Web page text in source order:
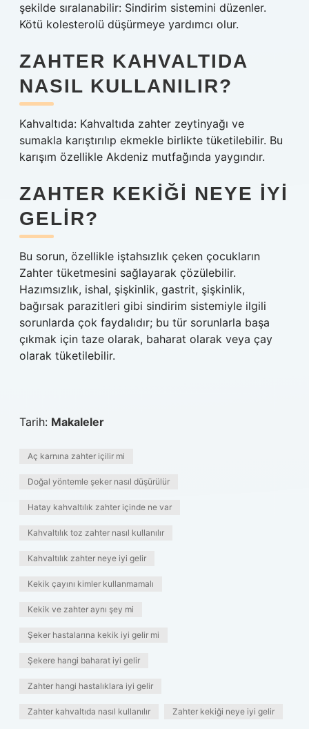
şekilde sıralanabilir: Sindirim sistemini düzenler.
Kötü kolesterolü düşürmeye yardımcı olur.
ZAHTER KAHVALTIDA
NASIL KULLANILIR?
Kahvaltıda: Kahvaltıda zahter zeytinyağı ve
sumakla karıştırılıp ekmekle birlikte tüketilebilir. Bu
karışım özellikle Akdeniz mutfağında yaygındır.
ZAHTER KEKIĞI NEYE IYI
GELIR?
Bu sorun, özellikle iştahsızlık çeken çocukların
Zahter tüketmesini sağlayarak çözülebilir.
Hazımsızlık, ishal, şişkinlik, gastrit, şişkinlik,
bağırsak parazitleri gibi sindirim sistemiyle ilgili
sorunlarda çok faydalıdır; bu tür sorunlarla başa
çıkmak için taze olarak, baharat olarak veya çay
olarak tüketilebilir.
Tarih: Makaleler
Aç karnına zahter içilir mi
Doğal yöntemle şeker nasıl düşürülür
Hatay kahvaltılık zahter içinde ne var
Kahvaltılık toz zahter nasıl kullanılır
Kahvaltılık zahter neye iyi gelir
Kekik çayını kimler kullanmamalı
Kekik ve zahter aynı şey mi
Şeker hastalarına kekik iyi gelir mi
Şekere hangi baharat iyi gelir
Zahter hangi hastalıklara iyi gelir
Zahter kahvaltıda nasıl kullanılır Zahter kekiği neye iyi gelir